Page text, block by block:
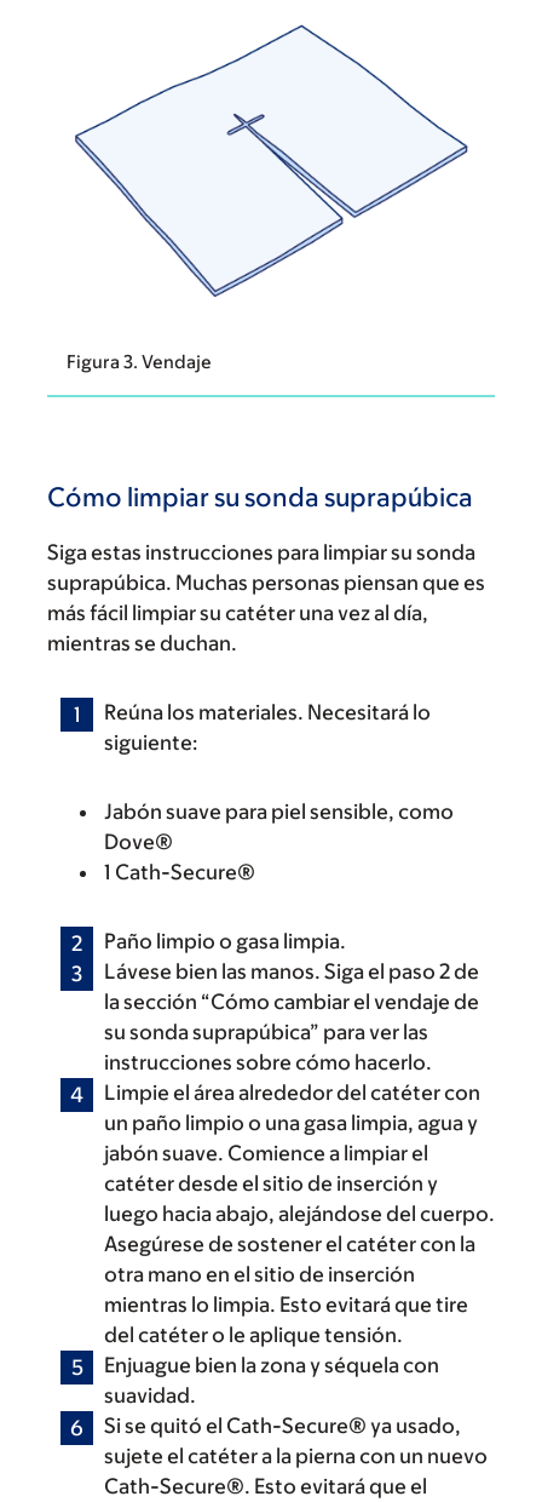
Figura 3. Vendaje
Cómo limpiar su sonda suprapúbica
Siga estas instrucciones para limpiar su sonda
suprapúbica. Muchas personas piensan que es
más fácil limpiar su catéter una vez al día,
mientras se duchan.
Reúna los materiales. Necesitará lo
siguiente:
Jabón suave para piel sensible, como
Dove®
1 Cath-Secure®
Paño limpio o gasa limpia.
Lávese bien las manos. Siga el paso 2 de
la sección “Cómo cambiar el vendaje de
su sonda suprapúbica” para ver las
instrucciones sobre cómo hacerlo.
Limpie el área alrededor del catéter con
un paño limpio o una gasa limpia, agua y
jabón suave. Comience a limpiar el
catéter desde el sitio de inserción y
luego hacia abajo, alejándose del cuerpo.
Asegúrese de sostener el catéter con la
otra mano en el sitio de inserción
mientras lo limpia. Esto evitará que tire
del catéter o le aplique tensión.
Enjuague bien la zona y séquela con
suavidad.
Si se quitó el Cath-Secure® ya usado,
sujete el catéter a la pierna con un nuevo
Cath-Secure®. Esto evitará que el